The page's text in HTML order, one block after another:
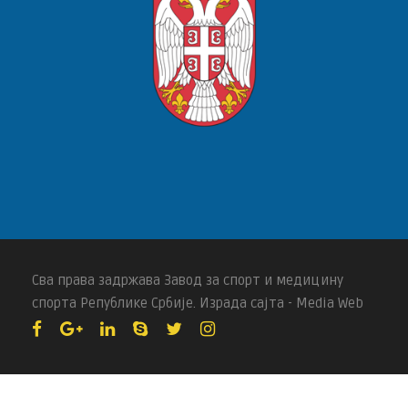
Сва права задржава Завод за спорт и медицину
спорта Републике Србије. Израда сајта - Media Web